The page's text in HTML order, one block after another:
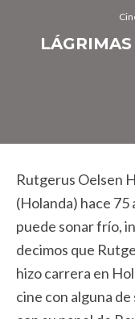
Rutgerus Oelsen
(Holanda) hace 75
puede sonar frío,
decimos que
hizo carrera en
cine con alguna